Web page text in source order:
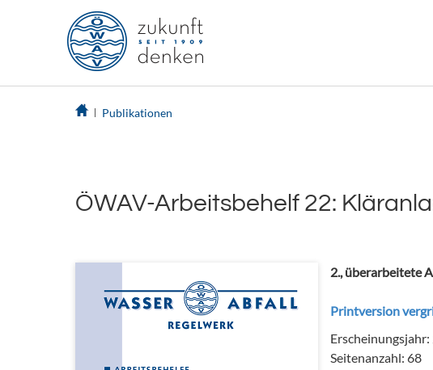
Publikationen
ÖWAV-Arbeitsbehelf 22:
2., überarbeitete
Printversion
Seitenanzahl: 68